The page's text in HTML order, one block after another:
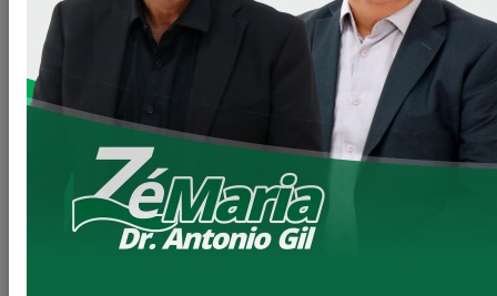
LEIA MAIS
11/06/2026 20:00
Secretaria de Planejamento – SEPL
Pavimentação da Estrada do Baú avança com